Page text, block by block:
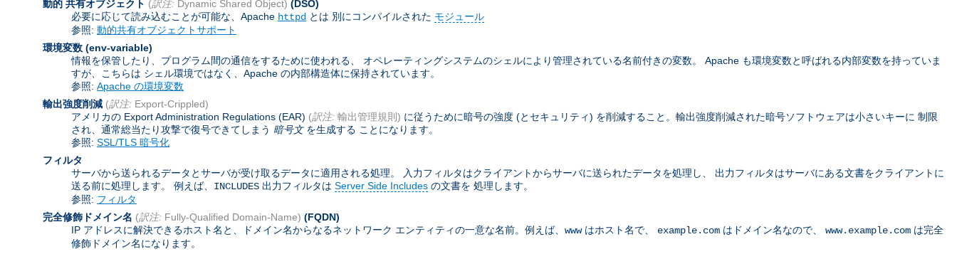
動的 共有オブジェクト (訳注: Dynamic Shared Object) (DSO)
必要に応じて読み込むことが可能な、Apache httpd とは 別にコンパイルされた モジュール
参照: 動的共有オブジェクトサポート
環境変数 (env-variable)
情報を保管したり、プログラム間の通信をするために使われる、 オペレーティングシステムのシェルにより管理されている名前付きの変数。 Apache も環境変数と呼ばれる内部変数を持っていま
すが、こちらは シェル環境ではなく、Apache の内部構造体に保持されています。
参照: Apache の環境変数
輸出強度削減 (訳注: Export-Crippled)
アメリカの Export Administration Regulations (EAR) (訳注: 輸出管理規則) に従うために暗号の強度 (とセキュリティ) を削減すること。輸出強度削減された暗号ソフトウェアは小さいキーに 制限
され、通常総当たり攻撃で復号できてしまう 暗号文を生成する ことになります。
参照: SSL/TLS 暗号化
フィルタ
サーバから送られるデータとサーバが受け取るデータに適用される処理。 入力フィルタはクライアントからサーバに送られたデータを処理し、 出力フィルタはサーバにある文書をクライアントに
送る前に処理します。 例えば、 INCLUDES 出力フィルタは Server Side Includes の文書を 処理します。
参照: フィルタ
完全修飾ドメイン名 (訳注: Fully-Qualified Domain-Name) (FQDN)
IP アドレスに解決できるホスト名と、ドメイン名からなるネットワーク エンティティの一意な名前。例えば、 wwwはホスト名で、 example.com はドメイン名なので、 www.example.com は完全
修飾ドメイン名になります。